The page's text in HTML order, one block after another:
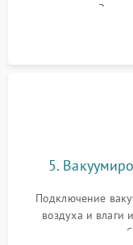
осушителя.
сломанных
5.
Подключение
воздуха и влаги
дозированным